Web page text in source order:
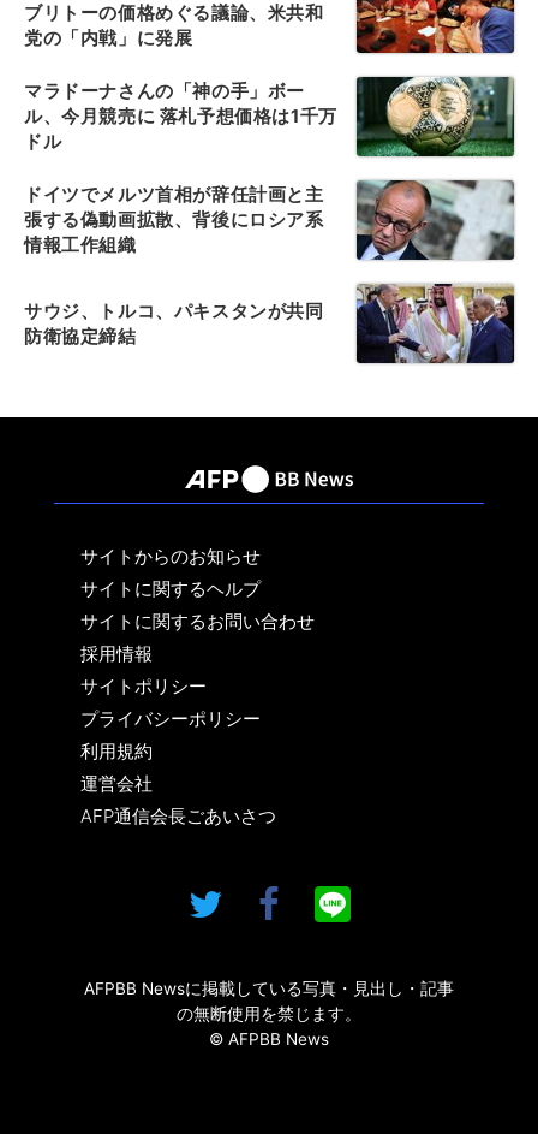
ブリトーの価格めぐる議論、米共和
党の「内戦」に発展
マラドーナさんの「神の手」ボー
ル、今月競売に 落札予想価格は1千万
ドル
ドイツでメルツ首相が辞任計画と主
張する偽動画拡散、背後にロシア系
情報工作組織
サウジ、トルコ、パキスタンが共同
防衛協定締結
サイトからのお知らせ
サイトに関するヘルプ
サイトに関するお問い合わせ
採用情報
サイトポリシー
プライバシーポリシー
利用規約
運営会社
AFP通信会長ごあいさつ
AFPBB Newsに掲載している写真・見出し・記事
の無断使用を禁じます。
© AFPBB News